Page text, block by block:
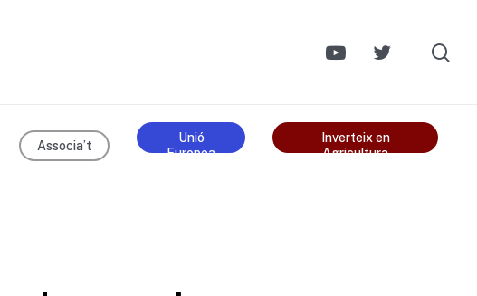
Associa’t
Unió
Europea
Inverteix en
Agricultura